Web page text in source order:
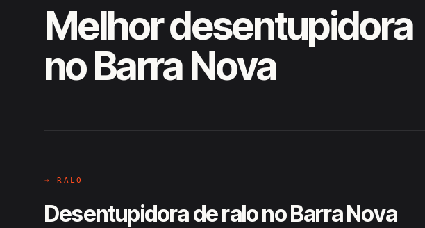
Melhor desentupidora
no Barra Nova
EM CAMPO
→ RALO
Desentupidora de ralo no Barra Nova